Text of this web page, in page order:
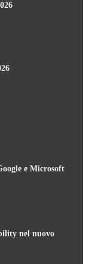
e Microsoft
nel nuovo